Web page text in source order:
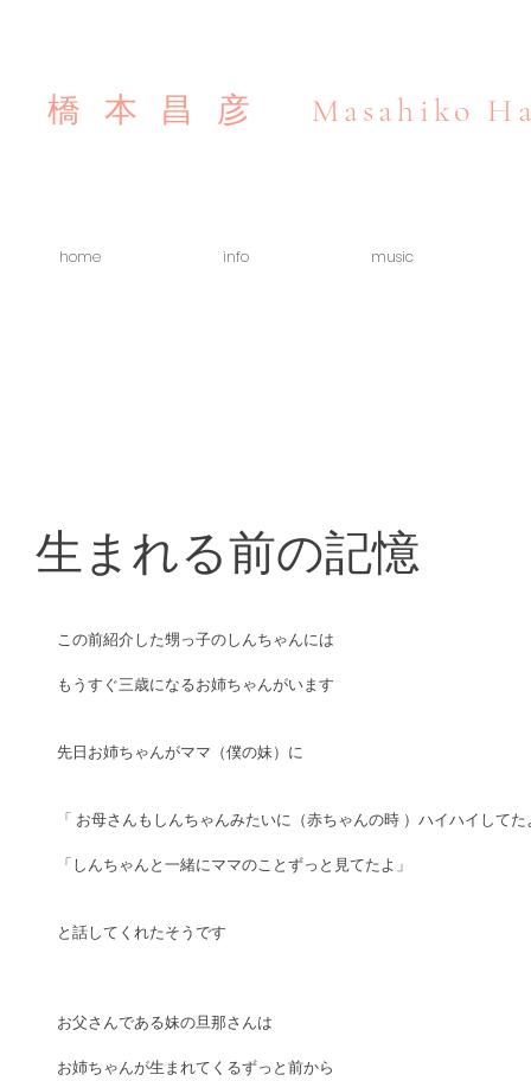
橋本昌彦 Masahiko
home info music
生まれる前の記憶
この前紹介した甥っ子のしんちゃんには
もうすぐ三歳になるお姉ちゃんがいます
先日お姉ちゃんがママ（僕の妹）に
「 お母さんもしんちゃんみたいに（赤ちゃんの時 ）ハイハイしてた
「しんちゃんと一緒にママのことずっと見てたよ」
と話してくれたそうです
お父さんである妹の旦那さんは
お姉ちゃんが生まれてくるずっと前から